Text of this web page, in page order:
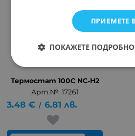
Термостат 100C NC-H2
Арт.№: 17261
3.48 € / 6.81 лв.
ПРИЕМЕТЕ
ПОКАЖЕТЕ